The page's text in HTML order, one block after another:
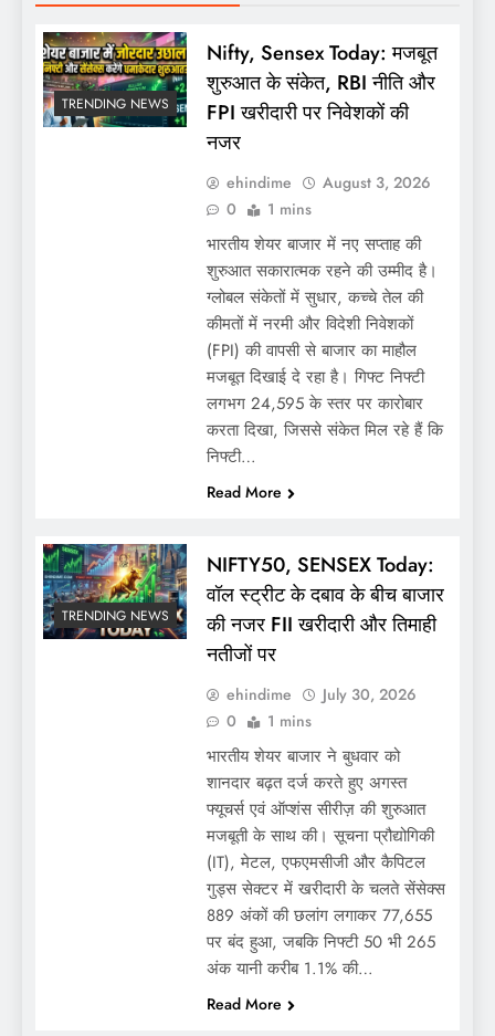
TRENDING NEWS
Nifty, Sensex Today: मजबूत
शुरुआत के संकेत, RBI नीति और
FPI खरीदारी पर निवेशकों की
नजर
ehindime
August 3, 2026
0
1 mins
भारतीय शेयर बाजार में नए सप्ताह की
शुरुआत सकारात्मक रहने की उम्मीद है।
ग्लोबल संकेतों में सुधार, कच्चे तेल की
कीमतों में नरमी और विदेशी निवेशकों
(FPI) की वापसी से बाजार का माहौल
मजबूत दिखाई दे रहा है। गिफ्ट निफ्टी
लगभग 24,595 के स्तर पर कारोबार
करता दिखा, जिससे संकेत मिल रहे हैं कि
निफ्टी…
Read More
TRENDING NEWS
NIFTY50, SENSEX Today:
वॉल स्ट्रीट के दबाव के बीच बाजार
की नजर FII खरीदारी और तिमाही
नतीजों पर
ehindime
July 30, 2026
0
1 mins
भारतीय शेयर बाजार ने बुधवार को
शानदार बढ़त दर्ज करते हुए अगस्त
फ्यूचर्स एवं ऑप्शंस सीरीज़ की शुरुआत
मजबूती के साथ की। सूचना प्रौद्योगिकी
(IT), मेटल, एफएमसीजी और कैपिटल
गुड्स सेक्टर में खरीदारी के चलते सेंसेक्स
889 अंकों की छलांग लगाकर 77,655
पर बंद हुआ, जबकि निफ्टी 50 भी 265
अंक यानी करीब 1.1% की…
Read More